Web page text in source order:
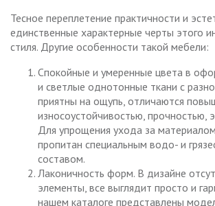
Тесное переплетение практичности и
единственные характерные черты этого
стиля. Другие особенности такой мебели:
Спокойные и умеренные цвета в
и светлые однотонные ткани с
приятны на ощупь, отличаются
износоустойчивостью, прочностью,
Для упрощения ухода за
пропитан специальным водо- и
составом.
Лаконичность форм. В дизайне
элементы, все выглядит просто и
нашем каталоге представлены